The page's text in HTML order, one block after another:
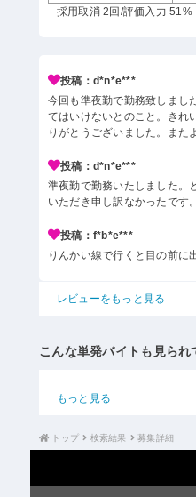
採用取消 2回 /評価入力 51%
投稿：d*n*e***
今回も準夜勤で勤務致しまし
てはいけないとのこと。きれ
りがとうございました。また
投稿：d*n*e***
準夜勤で勤務いたしました。
いただき申し訳なかったです
投稿：f*b*e***
りんかい線で行くと目の前に
レビューをもっと見る
こんな単発バイトも見られ
もっと見る
トップ 検索結果 募集詳細